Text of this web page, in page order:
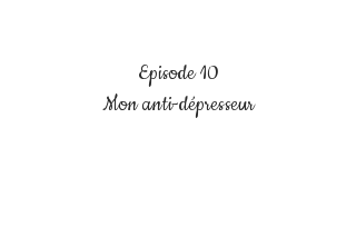
Episode 10
Monanti-dépresseur